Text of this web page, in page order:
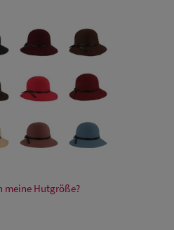
meine Hutgröße?